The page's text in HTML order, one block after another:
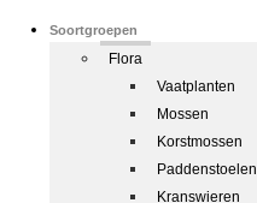
Soortgroepen
Flora
Vaatplanten
Mossen
Korstmossen
Paddenstoelen
Kranswieren